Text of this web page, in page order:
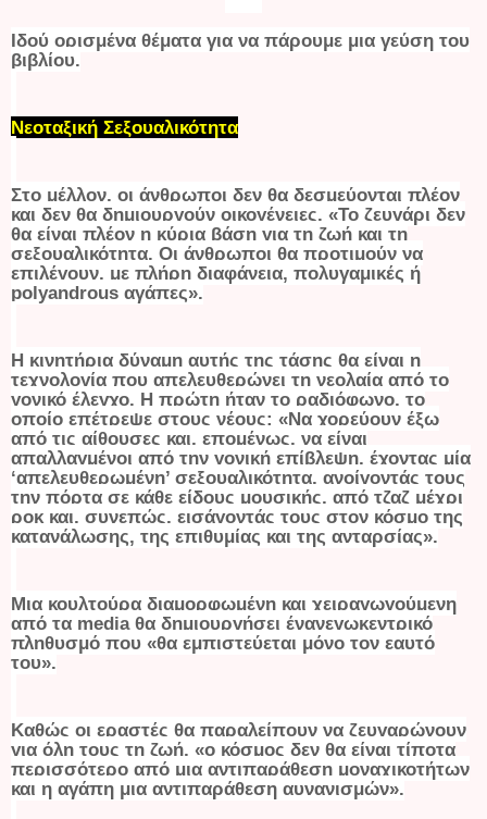
Ιδού ορισμένα θέματα για να πάρουμε μια γεύση του
βιβλίου.
Νεοταξική Σεξουαλικότητα
Στο μέλλον, οι άνθρωποι δεν θα δεσμεύονται πλέον
και δεν θα δημιουργούν οικογένειες. «Το ζευγάρι δεν
θα είναι πλέον η κύρια βάση για τη ζωή και τη
σεξουαλικότητα. Οι άνθρωποι θα προτιμούν να
επιλέγουν, με πλήρη διαφάνεια, πολυγαμικές ή
polyandrous αγάπες».
Η κινητήρια δύναμη αυτής της τάσης θα είναι η
τεχνολογία που απελευθερώνει τη νεολαία από το
γονικό έλεγχο. Η πρώτη ήταν το ραδιόφωνο, το
οποίο επέτρεψε στους νέους: «Να χορεύουν έξω
από τις αίθουσες και, επομένως, να είναι
απαλλαγμένοι από την γονική επίβλεψη, έχοντας μία
‘απελευθερωμένη’ σεξουαλικότητα, ανοίγοντάς τους
την πόρτα σε κάθε είδους μουσικής, από τζαζ μέχρι
ροκ και, συνεπώς, εισάγοντάς τους στον κόσμο της
κατανάλωσης, της επιθυμίας και της ανταρσίας».
Μια κουλτούρα διαμορφωμένη και χειραγωγούμενη
από τα mediaθα δημιουργήσει ένανεγωκεντρικό
πληθυσμό που «θα εμπιστεύεται μόνο τον εαυτό
του».
Καθώς οι εραστές θα παραλείπουν να ζευγαρώνουν
για όλη τους τη ζωή, «ο κόσμος δεν θα είναι τίποτα
περισσότερο από μια αντιπαράθεση μοναχικοτήτων
και η αγάπη μια αντιπαράθεση αυνανισμών».